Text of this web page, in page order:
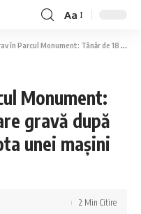
Aa
Tânăr de 18 ani în stare gravă după ce a căzut de pe capota unei mașini care făcea drifturi!
Monument:
gravă după
unei mașini
2 Min Citire